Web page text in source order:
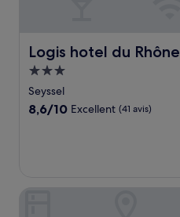
Logis hotel du Rhône
Logis hotel du Rhône
Hébergement
3.0 étoiles
Seyssel
8.6
8,6/10 Excellent (41 avis)